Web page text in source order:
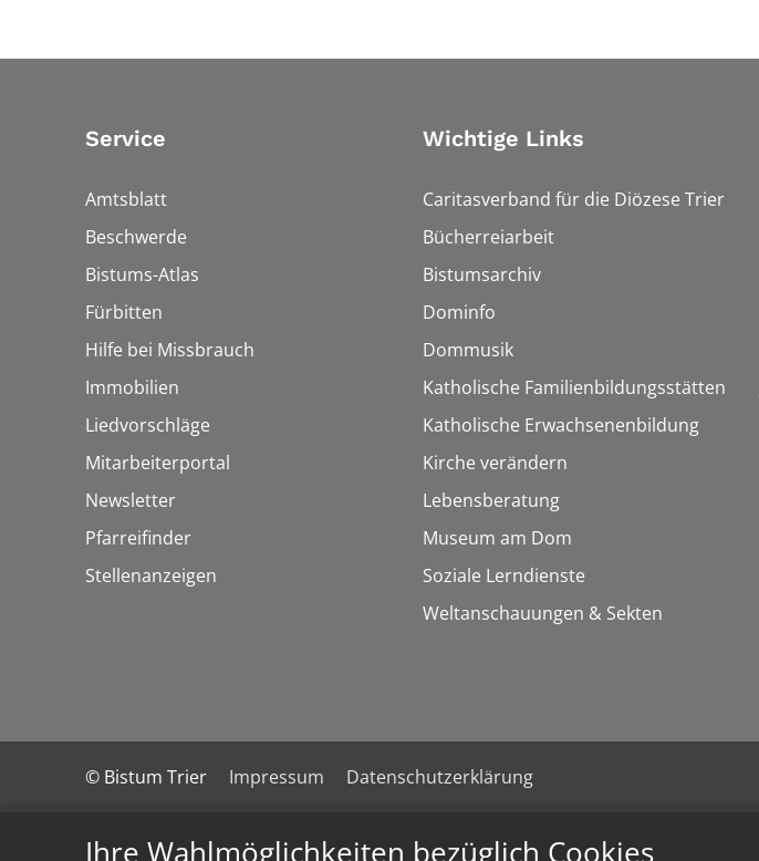
Ihre Wahlmöglichkeiten bezüglich Cookies
Service
Amtsblatt
Beschwerde
Bistums-Atlas
Fürbitten
Hilfe bei Missbrauch
Immobilien
Liedvorschläge
Mitarbeiterportal
Newsletter
Pfarreifinder
Stellenanzeigen
Wichtige Links
Caritasverband für die Diözese Trier
Bücherreiarbeit
Bistumsarchiv
Dominfo
Dommusik
Katholische Familienbildungsstätten
Katholische Erwachsenenbildung
Kirche verändern
Lebensberatung
Museum am Dom
Soziale Lerndienste
Weltanschauungen & Sekten
© Bistum Trier Impressum Datenschutzerklärung